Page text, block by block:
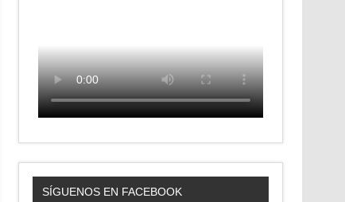
SÍGUENOS EN FACEBOOK